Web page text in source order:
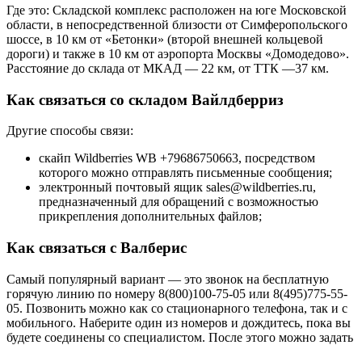
Где это: Складской комплекс расположен на юге Московской
области, в непосредственной близости от Симферопольского
шоссе, в 10 км от «Бетонки» (второй внешней кольцевой
дороги) и также в 10 км от аэропорта Москвы «Домодедово».
Расстояние до склада от МКАД — 22 км, от ТТК —37 км.
Как связаться со складом Вайлдберриз
Другие способы связи:
скайп Wildberries WB +79686750663, посредством
которого можно отправлять письменные сообщения;
электронный почтовый ящик sales@wildberries.ru,
предназначенный для обращений с возможностью
прикрепления дополнительных файлов;
Как связаться с Валберис
Cамый популярный вариант — это звонок на бесплатную
горячую линию по номеру 8(800)100-75-05 или 8(495)775-55-
05. Позвонить можно как со стационарного телефона, так и с
мобильного. Наберите один из номеров и дождитесь, пока вы
будете соединены со специалистом. После этого можно задать